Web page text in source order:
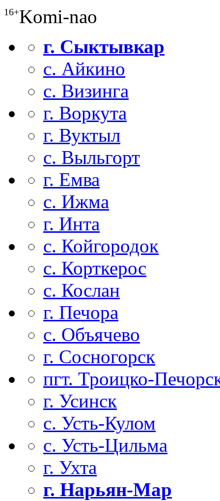
16+Komi-nao
г. Сыктывкар
с. Айкино
с. Визинга
г. Воркута
г. Вуктыл
с. Выльгорт
г. Емва
с. Ижма
г. Инта
с. Койгородок
с. Корткерос
с. Кослан
г. Печора
с. Объячево
г. Сосногорск
пгт. Троицко-
г. Усинск
с. Усть-Кулом
с. Усть-Цильма
г. Ухта
г. Нарьян-Мар